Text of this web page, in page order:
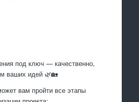
под ключ — качественно,
ваших идей 🌿🏡
вам пройти все этапы